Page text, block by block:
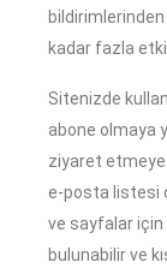
kadar fazla
Sitenizde
abone olmaya
ziyaret
e-posta listesi
ve sayfalar için
bulunabilir ve